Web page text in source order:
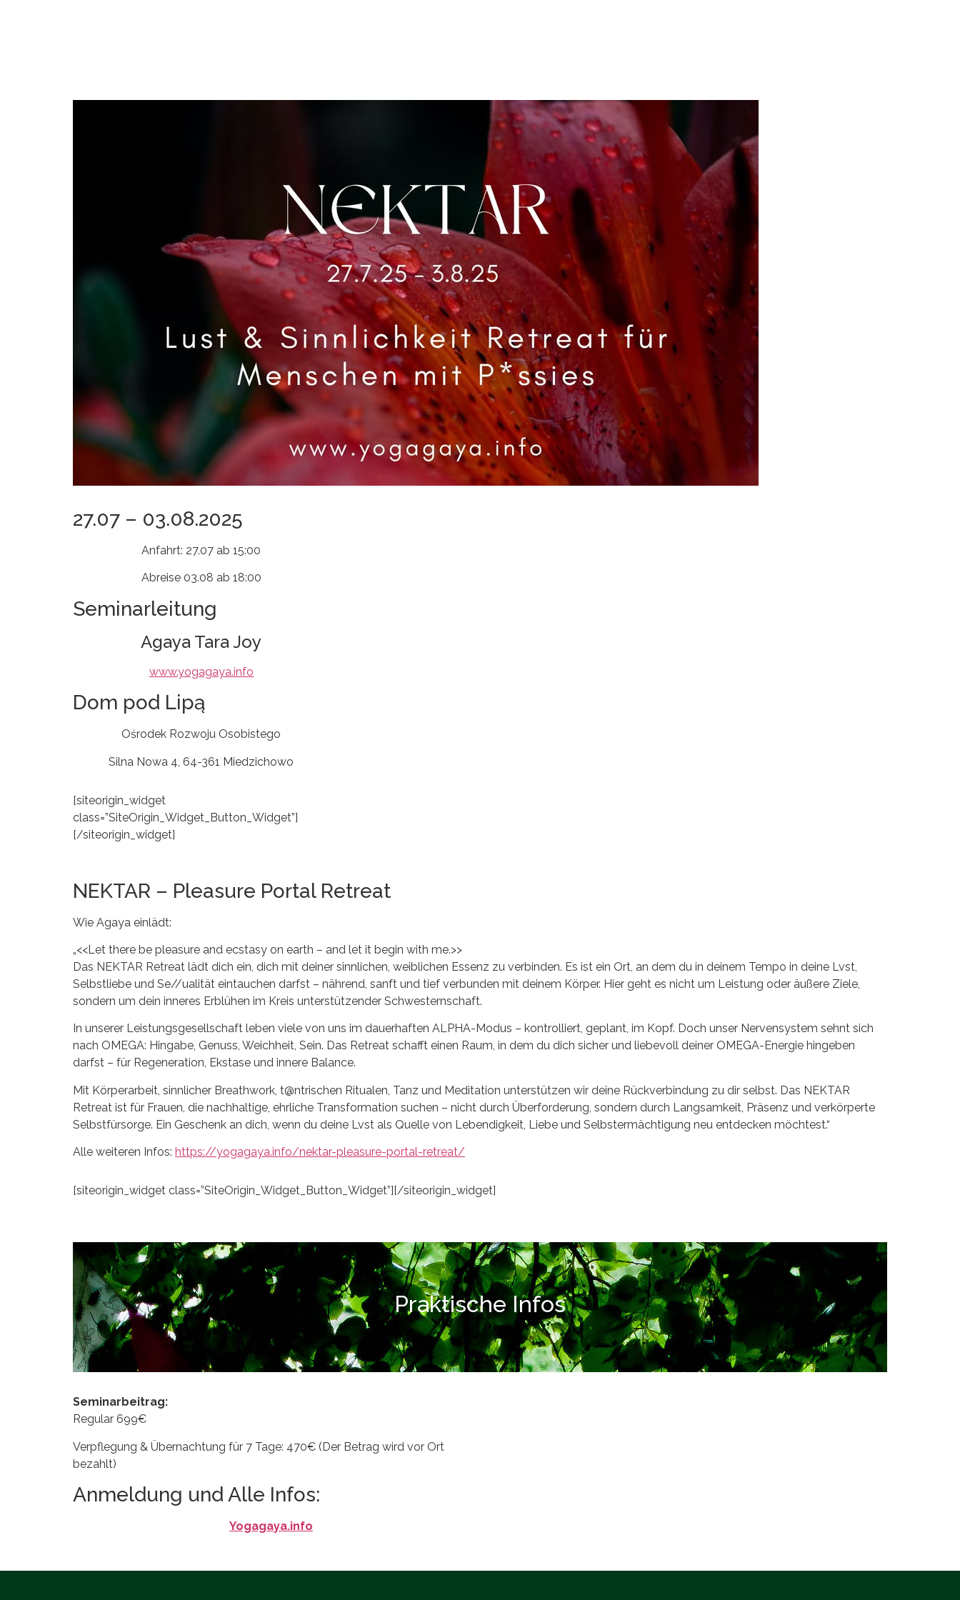
27.07 – 03.08.2025
Anfahrt: 27.07 ab 15:00
Abreise 03.08 ab 18:00
Seminarleitung
Agaya Tara Joy
www.yogagaya.info
Dom pod Lipą
Ośrodek Rozwoju Osobistego
Silna Nowa 4, 64-361 Miedzichowo
[siteorigin_widget
class=”SiteOrigin_Widget_Button_Widget”]
[/siteorigin_widget]
NEKTAR – Pleasure Portal Retreat
Wie Agaya einlädt:
„<<Let there be pleasure and ecstasy on earth – and let it begin with me.>>
Das NEKTAR Retreat lädt dich ein, dich mit deiner sinnlichen, weiblichen Essenz zu verbinden. Es ist ein Ort, an dem du in deinem Tempo in deine Lvst,
Selbstliebe und Se//ualität eintauchen darfst – nährend, sanft und tief verbunden mit deinem Körper. Hier geht es nicht um Leistung oder äußere Ziele,
sondern um dein inneres Erblühen im Kreis unterstützender Schwesternschaft.
In unserer Leistungsgesellschaft leben viele von uns im dauerhaften ALPHA-Modus – kontrolliert, geplant, im Kopf. Doch unser Nervensystem sehnt sich
nach OMEGA: Hingabe, Genuss, Weichheit, Sein. Das Retreat schafft einen Raum, in dem du dich sicher und liebevoll deiner OMEGA-Energie hingeben
darfst – für Regeneration, Ekstase und innere Balance.
Mit Körperarbeit, sinnlicher Breathwork, t@ntrischen Ritualen, Tanz und Meditation unterstützen wir deine Rückverbindung zu dir selbst. Das NEKTAR
Retreat ist für Frauen, die nachhaltige, ehrliche Transformation suchen – nicht durch Überforderung, sondern durch Langsamkeit, Präsenz und verkörperte
Selbstfürsorge. Ein Geschenk an dich, wenn du deine Lvst als Quelle von Lebendigkeit, Liebe und Selbstermächtigung neu entdecken möchtest.“
Alle weiteren Infos: https://yogagaya.info/nektar-pleasure-portal-retreat/
[siteorigin_widget class=”SiteOrigin_Widget_Button_Widget”][/siteorigin_widget]
Praktische Infos
Seminarbeitrag:
Regular 699€
Verpflegung & Übernachtung für 7 Tage: 470€ (Der Betrag wird vor Ort
bezahlt)
Anmeldung und Alle Infos:
Yogagaya.info